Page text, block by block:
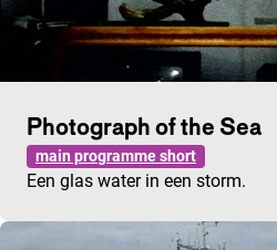
Photograph of the Sea
main programme short
Een glas water in een storm.